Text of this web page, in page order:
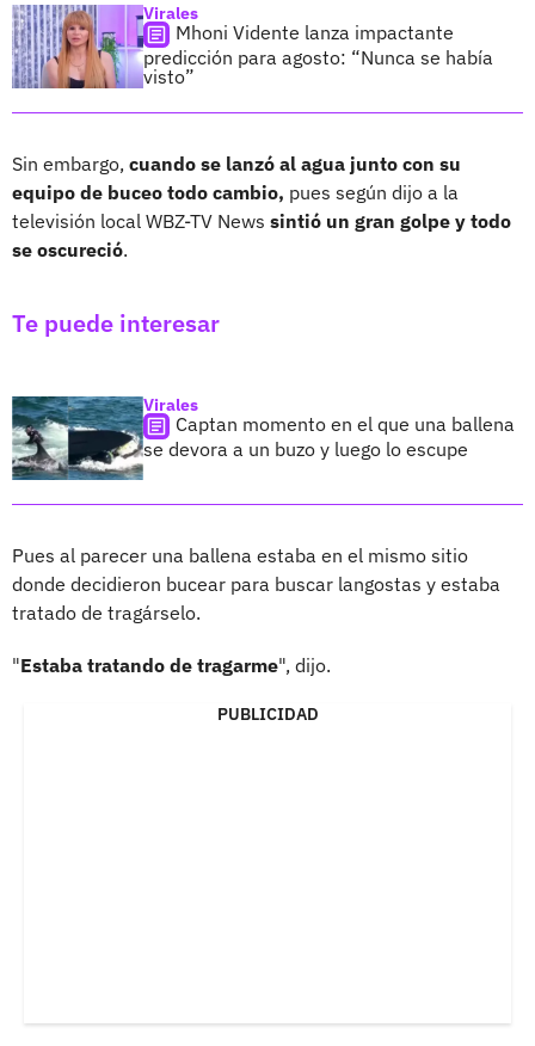
Virales
Mhoni Vidente lanza impactante
predicción para agosto: “Nunca se había
visto”
Sin embargo, cuando se lanzó al agua junto con su
equipo de buceo todo cambio, pues según dijo a la
televisión local WBZ-TV News sintió un gran golpe y todo
se oscureció.
Te puede interesar
Virales
Captan momento en el que una ballena
se devora a un buzo y luego lo escupe
Pues al parecer una ballena estaba en el mismo sitio
donde decidieron bucear para buscar langostas y estaba
tratado de tragárselo.
"Estaba tratando de tragarme", dijo.
PUBLICIDAD